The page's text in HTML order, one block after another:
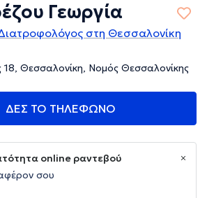
Γεωργία
στη Θεσσαλονίκη
Θεσσαλονίκη, Νομός Θεσσαλονίκης
ΔΕΣ ΤΟ ΤΗΛΕΦΩΝΟ
online ραντεβού
σου